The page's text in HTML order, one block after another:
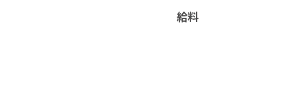
給料